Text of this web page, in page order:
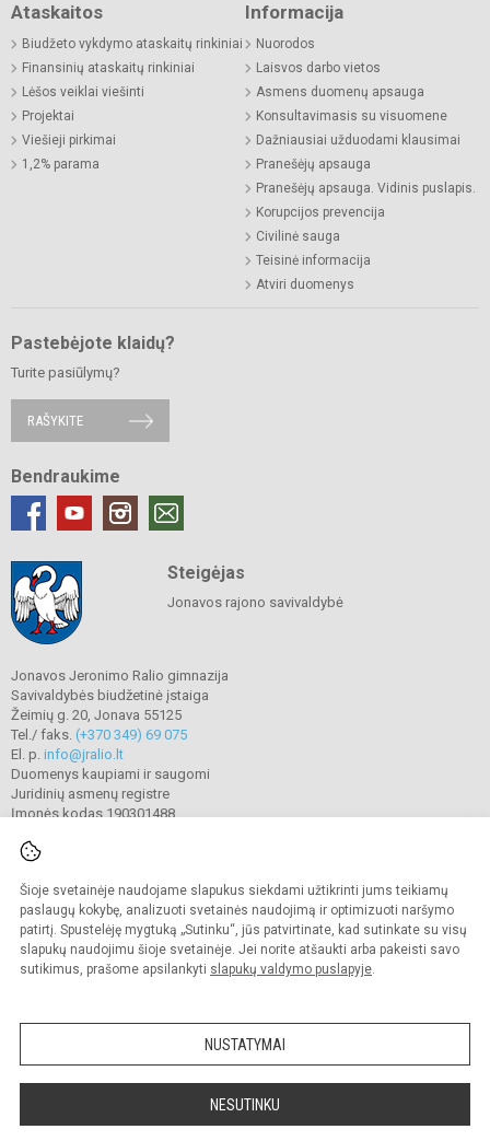
Šioje svetainėje naudojame slapukus siekdami užtikrinti jums teikiamų
paslaugų kokybę, analizuoti svetainės naudojimą ir optimizuoti naršymo
patirtį. Spustelėję mygtuką „Sutinku“, jūs patvirtinate, kad sutinkate su visų
slapukų naudojimu šioje svetainėje. Jei norite atšaukti arba pakeisti savo
sutikimus, prašome apsilankyti slapukų valdymo puslapyje.
NUSTATYMAI
NESUTINKU
Ataskaitos
Biudžeto vykdymo ataskaitų rinkiniai
Finansinių ataskaitų rinkiniai
Lėšos veiklai viešinti
Projektai
Viešieji pirkimai
1,2% parama
Informacija
Nuorodos
Laisvos darbo vietos
Asmens duomenų apsauga
Konsultavimasis su visuomene
Dažniausiai užduodami klausimai
Pranešėjų apsauga
Pranešėjų apsauga. Vidinis puslapis.
Korupcijos prevencija
Civilinė sauga
Teisinė informacija
Atviri duomenys
Pastebėjote klaidų?
Turite pasiūlymų?
RAŠYKITE
Bendraukime
Steigėjas
Jonavos rajono savivaldybė
Jonavos Jeronimo Ralio gimnazija
Savivaldybės biudžetinė įstaiga
Žeimių g. 20, Jonava 55125
Tel./ faks. (+370 349) 69 075
El. p. info@jralio.lt
Duomenys kaupiami ir saugomi
Juridinių asmenų registre
Įmonės kodas 190301488
© 2023. Jonavos Jeronimo Ralio gimnazija. Visos teisės saugomos.
Kopijuoti turinį be raštiško gimnazijos sutikimo griežtai draudžiama.
Prieinamumo paraiška Slapukų valdymas
Sumanus būdas atnaujinti